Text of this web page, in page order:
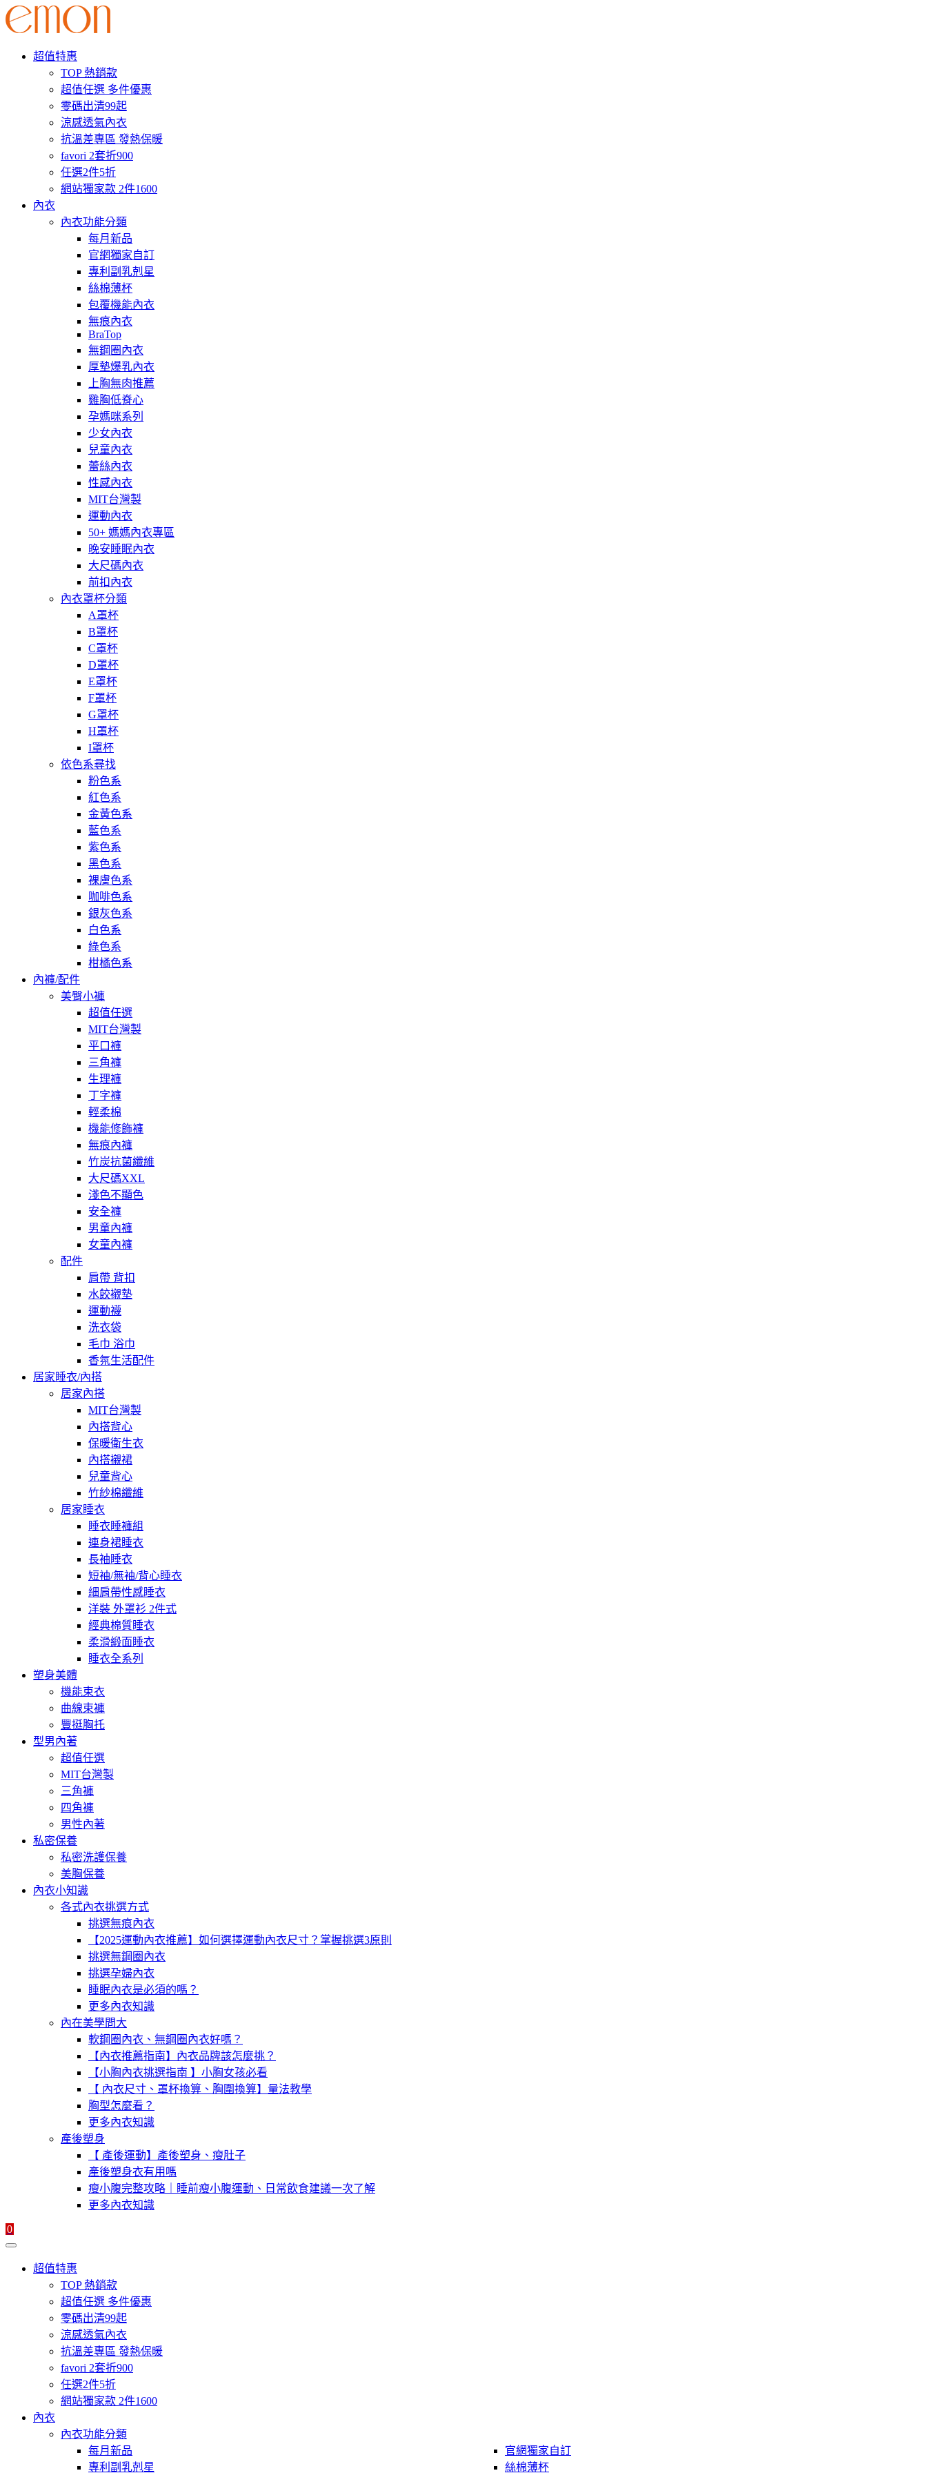
超值特惠
TOP 熱銷款
超值任選 多件優惠
零碼出清99起
涼感透氣內衣
抗溫差專區 發熱保暖
favori 2套折900
任選2件5折
網站獨家款 2件1600
內衣
內衣功能分類
每月新品
官網獨家自訂
專利副乳剋星
絲棉薄杯
包覆機能內衣
無痕內衣
BraTop
無鋼圈內衣
厚墊爆乳內衣
上胸無肉推薦
雞胸低脊心
孕媽咪系列
少女內衣
兒童內衣
蕾絲內衣
性感內衣
MIT台灣製
運動內衣
50+ 媽媽內衣專區
晚安睡眠內衣
大尺碼內衣
前扣內衣
內衣罩杯分類
A罩杯
B罩杯
C罩杯
D罩杯
E罩杯
F罩杯
G罩杯
H罩杯
I罩杯
依色系尋找
粉色系
紅色系
金黃色系
藍色系
紫色系
黑色系
裸膚色系
咖啡色系
銀灰色系
白色系
綠色系
柑橘色系
內褲/配件
美臀小褲
超值任選
MIT台灣製
平口褲
三角褲
生理褲
丁字褲
輕柔棉
機能修飾褲
無痕內褲
竹炭抗菌纖維
大尺碼XXL
淺色不顯色
安全褲
男童內褲
女童內褲
配件
肩帶 背扣
水餃襯墊
運動襪
洗衣袋
毛巾 浴巾
香氛生活配件
居家睡衣/內搭
居家內搭
MIT台灣製
內搭背心
保暖衛生衣
內搭襯裙
兒童背心
竹紗棉纖維
居家睡衣
睡衣睡褲組
連身裙睡衣
長袖睡衣
短袖/無袖/背心睡衣
細肩帶性感睡衣
洋裝 外罩衫 2件式
經典棉質睡衣
柔滑緞面睡衣
睡衣全系列
塑身美體
機能束衣
曲線束褲
豐挺胸托
型男內著
超值任選
MIT台灣製
三角褲
四角褲
男性內著
私密保養
私密洗護保養
美胸保養
內衣小知識
各式內衣挑選方式
挑選無痕內衣
【2025運動內衣推薦】如何選擇運動內衣尺寸？掌握挑選3原則
挑選無鋼圈內衣
挑選孕婦內衣
睡眠內衣是必須的嗎？
更多內衣知識
內在美學問大
軟鋼圈內衣、無鋼圈內衣好嗎？
【內衣推薦指南】內衣品牌該怎麼挑？
【小胸內衣挑選指南 】小胸女孩必看
【 內衣尺寸、罩杯換算、胸圍換算】量法教學
胸型怎麼看？
更多內衣知識
產後塑身
【 產後運動】產後塑身、瘦肚子
產後塑身衣有用嗎
瘦小腹完整攻略｜睡前瘦小腹運動、日常飲食建議一次了解
更多內衣知識
0
超值特惠
TOP 熱銷款
超值任選 多件優惠
零碼出清99起
涼感透氣內衣
抗溫差專區 發熱保暖
favori 2套折900
任選2件5折
網站獨家款 2件1600
內衣
內衣功能分類
每月新品
官網獨家自訂
專利副乳剋星
絲棉薄杯